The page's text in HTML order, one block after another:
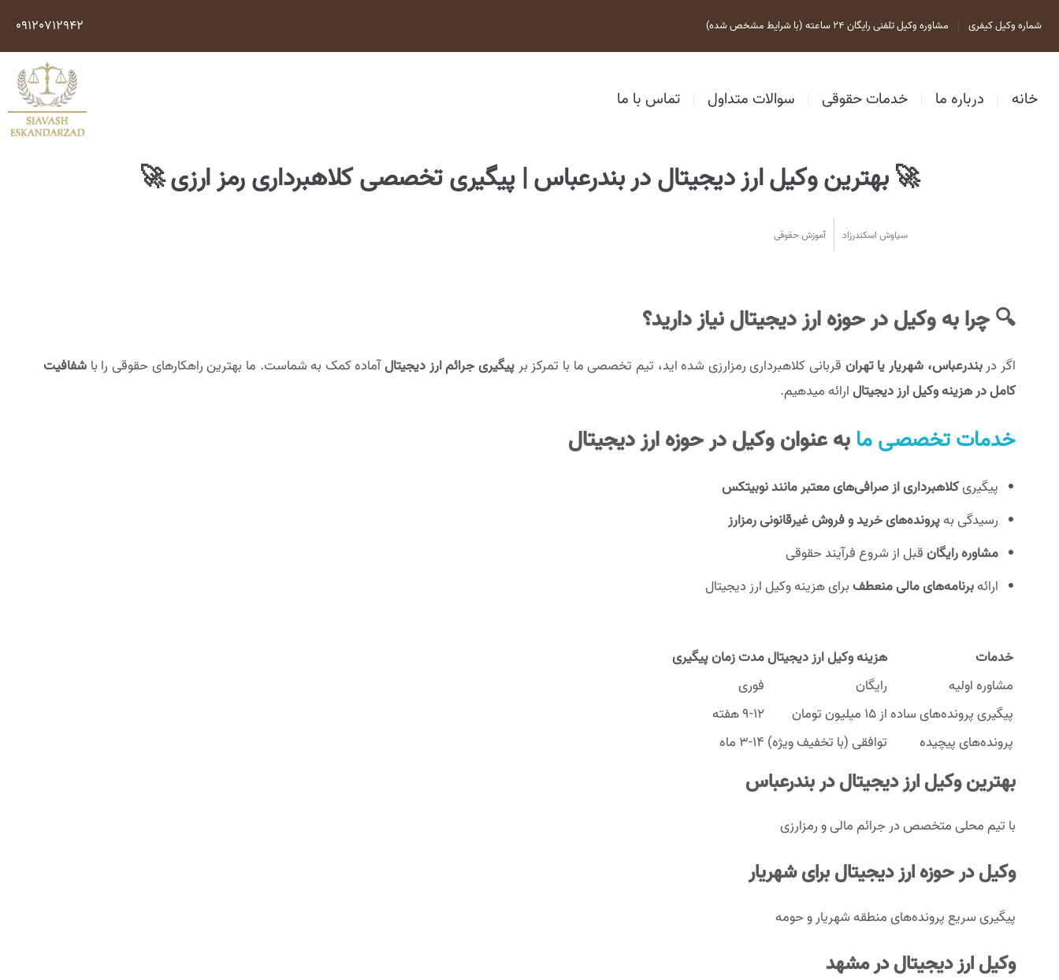
شماره وکیل کیفری مشاوره وکیل تلفنی رایگان 24 ساعته (با شرایط مشخص شده) 09120712942
خانه درباره ما خدمات حقوقی سوالات متداول تماس با ما
🚀 بهترین وکیل ارز دیجیتال در بندرعباس | پیگیری تخصصی کلاهبرداری رمز ارزی 🚀
سیاوش اسکندرزاد آموزش حقوقی
🔍چرا به وکیل در حوزه ارز دیجیتال نیاز دارید؟
اگر دربندرعباس، شهریار یا تهران قربانی کلاهبرداری رمزارزی شده اید، تیم تخصصی ما با تمرکز بر پیگیری جرائم ارز دیجیتالآماده کمک به شماست. ما بهترین راهکارهای حقوقی را با شفافیت
کامل در هزینه وکیل ارز دیجیتالارائه میدهیم.
خدمات تخصصی ما به عنوان وکیل در حوزه ارز دیجیتال
پیگیریکلاهبرداری از صرافی‌های معتبر مانند نوبیتکس
رسیدگی بهپرونده‌های خرید و فروش غیرقانونی رمزارز
مشاوره رایگانقبل از شروع فرآیند حقوقی
ارائهبرنامه‌های مالی منعطفبرای هزینه وکیل ارز دیجیتال
خدمات هزینه وکیل ارز دیجیتالمدت زمان پیگیری
مشاوره اولیه
رایگان
فوری
پیگیری پرونده‌های سادهاز 15 میلیون تومان
9-12 هفته
پرونده‌های پیچیده
توافقی (با تخفیف ویژه) 3-14 ماه
بهترین وکیل ارز دیجیتال در بندرعباس
با تیم محلی متخصص در جرائم مالی و رمزارزی
وکیل در حوزه ارز دیجیتال برای شهریار
پیگیری سریع پرونده‌های منطقه شهریار و حومه
وکیل ارز دیجیتال در مشهد